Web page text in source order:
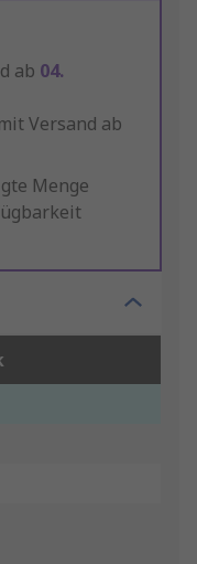
ab 04.
Versand ab
Menge